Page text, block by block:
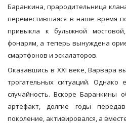
Баранкина, прародительница
переместившаяся в наше время
привыкла к булыжной
фонарям, а теперь вынуждена
смартфонов и эскалаторов.
Оказавшись в XXI веке, Варвара
трогательных ситуаций.
случайность. Вскоре Баранкины
артефакт, долгие годы
поколение, активировался, а